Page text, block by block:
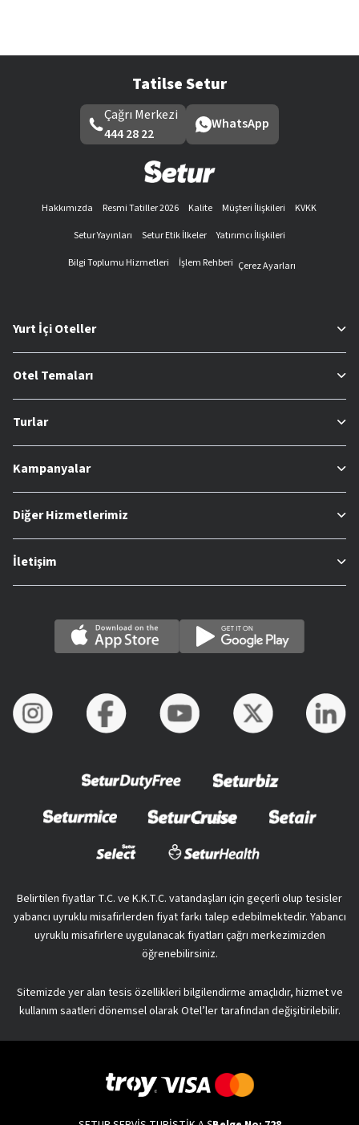
Tatilse Setur
Çağrı Merkezi
444 28 22
WhatsApp
Hakkımızda Resmi Tatiller 2026 Kalite Müşteri İlişkileri
KVKK
Setur Yayınları
Setur Etik İlkeler
Yatırımcı İlişkileri
Bilgi Toplumu Hizmetleri
İşlem Rehberi Çerez Ayarları
Yurt İçi Oteller
Otel Temaları
Turlar
Kampanyalar
Diğer Hizmetlerimiz
İletişim
Belirtilen fiyatlar T.C. ve K.K.T.C. vatandaşları için geçerli olup tesisler
yabancı uyruklu misafirlerden fiyat farkı talep edebilmektedir. Yabancı
uyruklu misafirlere uygulanacak fiyatları çağrı merkezimizden
öğrenebilirsiniz.
Sitemizde yer alan tesis özellikleri bilgilendirme amaçlıdır, hizmet ve
kullanım saatleri dönemsel olarak Otel’ler tarafından değişitirilebilir.